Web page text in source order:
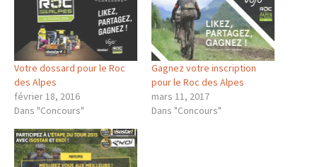
Votre dossard pour le Roc
des Alpes
février 18, 2016
Dans "Concours"
Gagnez votre inscription
pour le Roc des Alpes
mars 11, 2017
Dans "Concours"